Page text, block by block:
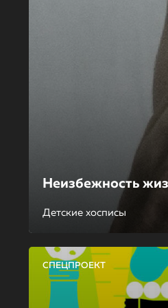
Неизбежность
Детские хосписы
СПЕЦПРОЕКТ